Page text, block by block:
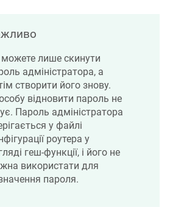
лише скинути
адміністратора, а
створити його знову.
відновити пароль не
Пароль адміністратора
у файлі
роутера у
геш-функції, і його не
використати для
пароля.